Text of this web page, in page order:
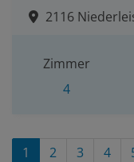
2116
Zimmer
4
1 2 3 4